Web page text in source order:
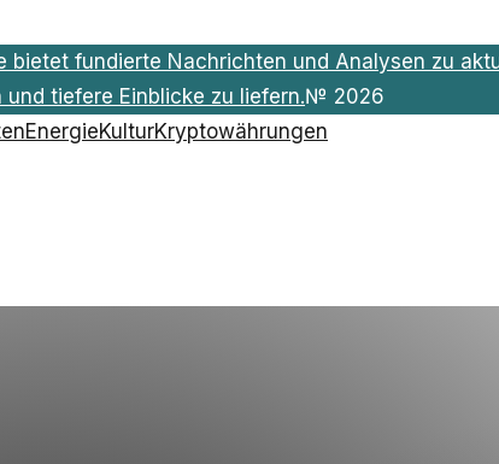
bietet fundierte Nachrichten und Analysen zu
tiefere Einblicke zu liefern.№ 2026
EnergieKulturKryptowährungen